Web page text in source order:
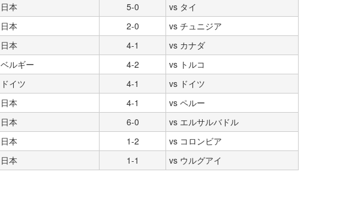
日本 5-0
vs タイ
日本 2-0
vs チュニジア
日本 4-1
vs カナダ
ベルギー 4-2
vs トルコ
ドイツ 4-1
vs ドイツ
日本 4-1
vs ペルー
日本 6-0
vs エルサルバドル
日本 1-2
vs コロンビア
日本 1-1 vs ウルグアイ